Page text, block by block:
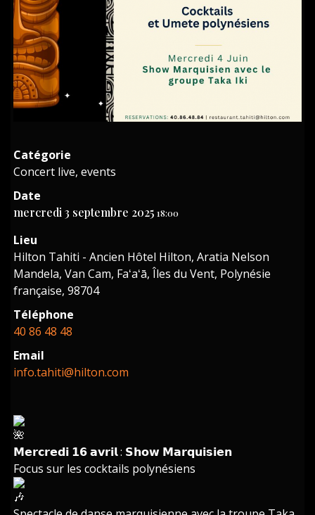
Catégorie
Concert live, events
Date
mercredi 3 septembre 2025 18:00
Lieu
Hilton Tahiti - Ancien Hôtel Hilton, Aratia Nelson
Mandela, Van Cam, Faʻaʻā, Îles du Vent, Polynésie
française, 98704
Téléphone
40 86 48 48
Email
info.tahiti@hilton.com
𝗠𝗲𝗿𝗰𝗿𝗲𝗱𝗶 𝟭𝟲 𝗮𝘃𝗿𝗶𝗹 : 𝗦𝗵𝗼𝘄 𝗠𝗮𝗿𝗾𝘂𝗶𝘀𝗶𝗲𝗻
Focus sur les cocktails polynésiens